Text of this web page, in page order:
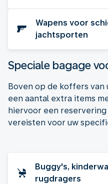
Wapens voor
jachtsporten
Speciale bagage
Boven op de koffers van
een aantal extra items
hiervoor een
vereisten voor uw
Buggy's,
rugdragers